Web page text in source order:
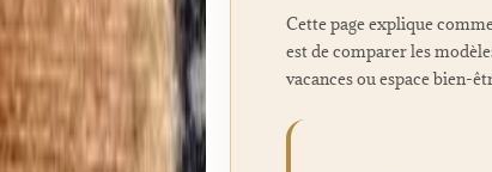
Cette page explique
est de comparer les
vacances ou espace bien-